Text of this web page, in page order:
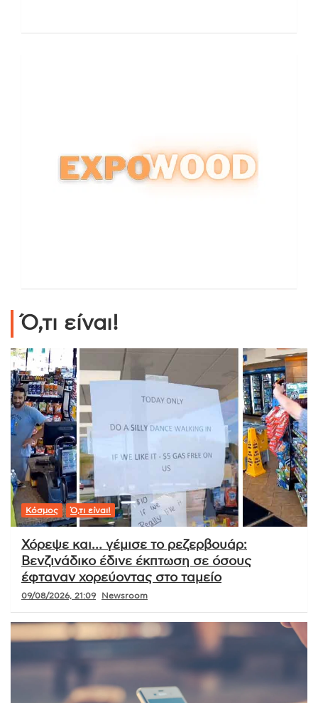
Ό,τι είναι!
Κόσμος Ό,τι είναι!
Χόρεψε και… γέμισε το ρεζερβουάρ:
Βενζινάδικο έδινε έκπτωση σε όσους
έφταναν χορεύοντας στο ταμείο
09/08/2026, 21:09 Newsroom